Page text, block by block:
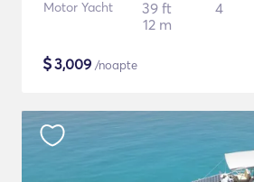
Motor Yacht
39 ft
12 m
4
$3,009 /noapte